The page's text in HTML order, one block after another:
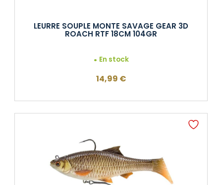
LEURRE SOUPLE MONTE SAVAGE GEAR 3D
ROACH RTF 18CM 104GR
En stock
14,99 €